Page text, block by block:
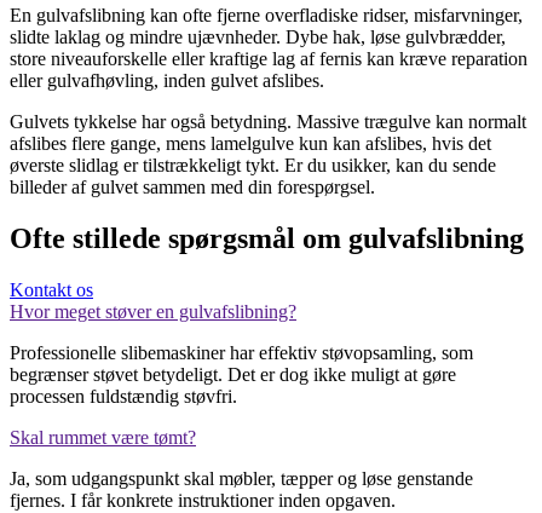
En gulvafslibning kan ofte fjerne overfladiske ridser, misfarvninger,
slidte laklag og mindre ujævnheder. Dybe hak, løse gulvbrædder,
store niveauforskelle eller kraftige lag af fernis kan kræve reparation
eller gulvafhøvling, inden gulvet afslibes.
Gulvets tykkelse har også betydning. Massive trægulve kan normalt
afslibes flere gange, mens lamelgulve kun kan afslibes, hvis det
øverste slidlag er tilstrækkeligt tykt. Er du usikker, kan du sende
billeder af gulvet sammen med din forespørgsel.
Ofte stillede spørgsmål om gulvafslibning
Kontakt os
Hvor meget støver en gulvafslibning?
Professionelle slibemaskiner har effektiv støvopsamling, som
begrænser støvet betydeligt. Det er dog ikke muligt at gøre
processen fuldstændig støvfri.
Skal rummet være tømt?
Ja, som udgangspunkt skal møbler, tæpper og løse genstande
fjernes. I får konkrete instruktioner inden opgaven.